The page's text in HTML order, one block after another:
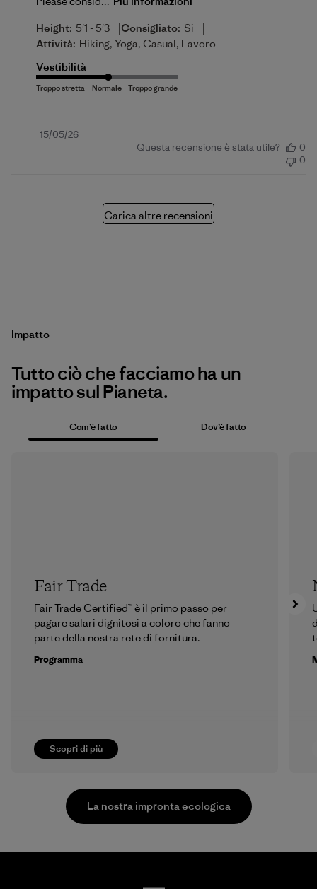
Height: 5'1 - 5'3 |Consigliato: Si |
Attività: Hiking, Yoga, Casual, Lavoro
Vestibilità
Data
15/05/26
Questa recensione è stata utile?
0
0
Carica altre recensioni
Impatto
Tutto ciò che facciamo ha un
impatto sul Pianeta.
Com’è fatto Dov’è fatto
Scopri di più
Fair Trade
Fair Trade Certified™ è il primo passo per
pagare salari dignitosi a coloro che fanno
parte della nostra rete di fornitura.
Programma
La nostra impronta ecologica